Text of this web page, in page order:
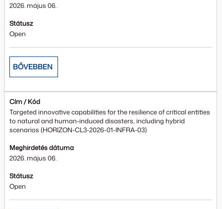
2026. május 06.
Státusz
Open
BŐVEBBEN
Cím / Kód
Targeted innovative capabilities for the resilience of critical entities
to natural and human-induced disasters, including hybrid
scenarios (HORIZON-CL3-2026-01-INFRA-03)
Meghirdetés dátuma
2026. május 06.
Státusz
Open